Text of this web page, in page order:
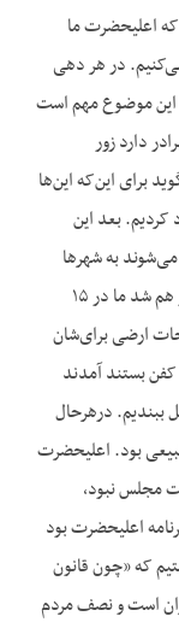
اعلیحضرت ما
در هر دهی
این موضوع مهم است
دارد زور
برای این‌که این‌ها
بعد این
به شهرها
هجوم می‌آورند و باید ما مسلسل ببندیم. همین‌طور هم شد ما در ۱۵
ارضی برای‌شان
کفن بستند آمدند
ببندیم. درهرحال
بود. اعلیحضرت
مجلس نبود،
اعلیحضرت بود
و نوشتیم که «چون قانون
است و نصف مردم